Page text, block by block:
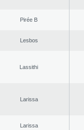
Pirée B
Lesbos
Lassithi
Larissa
Larissa